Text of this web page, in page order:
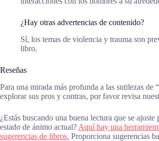
¿Hay otras advertencias de contenido?
Sí, los temas de violencia y trauma son
libro.
Reseñas
Para una mirada más profunda a las sutilezas de
explorar sus pros y contras, por favor revisa
¿Estás buscando una buena lectura que se ajuste
estado de ánimo actual? Aquí hay una
sugerencias de libros. Proporciona sugerencias